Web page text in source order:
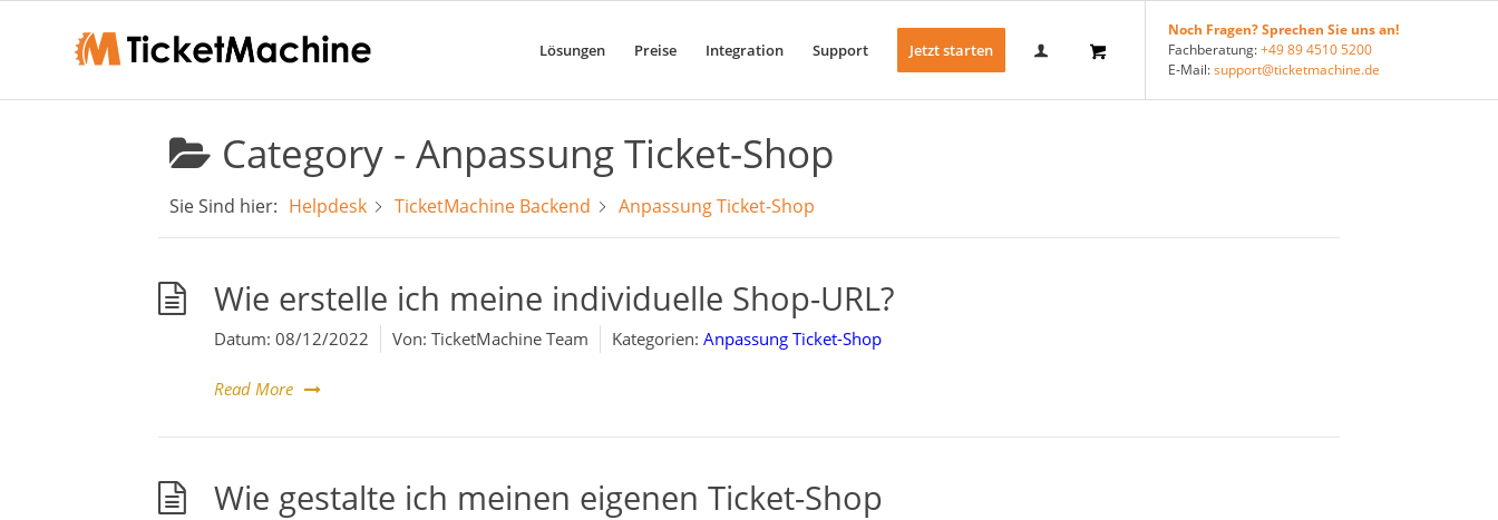
Lösungen Preise Integration Support Jetzt starten
Noch Fragen? Sprechen Sie uns an!
Fachberatung:+49 89 4510 5200
E-Mail:support@ticketmachine.de
Category - Anpassung Ticket-Shop
Sie Sind hier: Helpdesk TicketMachine Backend Anpassung Ticket-Shop
Wie erstelle ich meine individuelle Shop-URL?
Datum: 08/12/2022 Von: TicketMachine Team Kategorien: Anpassung Ticket-Shop
Read More
Wie gestalte ich meinen eigenen Ticket-Shop